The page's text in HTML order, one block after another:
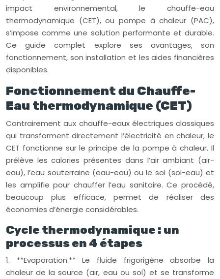
impact environnemental, le chauffe-eau
thermodynamique (CET), ou pompe à chaleur (PAC),
s’impose comme une solution performante et durable.
Ce guide complet explore ses avantages, son
fonctionnement, son installation et les aides financières
disponibles.
Fonctionnement du Chauffe-
Eau thermodynamique (CET)
Contrairement aux chauffe-eaux électriques classiques
qui transforment directement l’électricité en chaleur, le
CET fonctionne sur le principe de la pompe à chaleur. Il
prélève les calories présentes dans l’air ambiant (air-
eau), l’eau souterraine (eau-eau) ou le sol (sol-eau) et
les amplifie pour chauffer l’eau sanitaire. Ce procédé,
beaucoup plus efficace, permet de réaliser des
économies d’énergie considérables.
Cycle thermodynamique : un
processus en 4 étapes
1. **Evaporation:** Le fluide frigorigène absorbe la
chaleur de la source (air, eau ou sol) et se transforme